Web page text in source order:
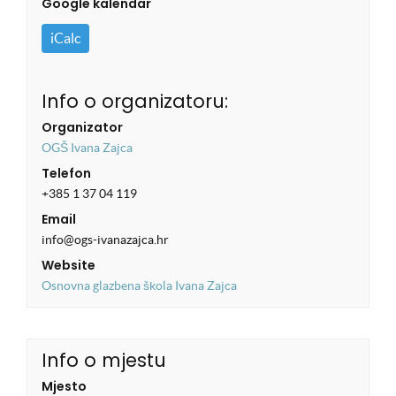
iCalc
Info o organizatoru:
Organizator
OGŠ Ivana Zajca
Telefon
+385 1 37 04 119
Email
info@ogs-ivanazajca.hr
Website
Osnovna glazbena škola Ivana Zajca
Info o mjestu
Mjesto